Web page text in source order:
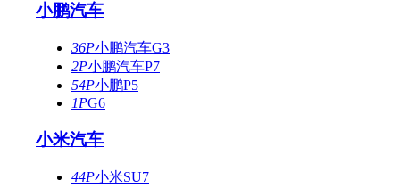
小鹏汽车
36P小鹏汽车G3
2P小鹏汽车P7
54P小鹏P5
1PG6
小米汽车
44P小米SU7